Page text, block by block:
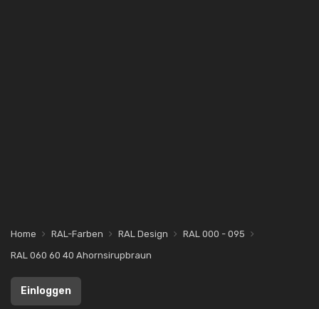
Home RAL-Farben RAL Design
RAL 000 - 095
RAL 060 60 40 Ahornsirupbraun
Einloggen